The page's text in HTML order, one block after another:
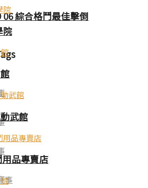
06 綜合格鬥最佳擊倒
事
院
武館
品專賣店